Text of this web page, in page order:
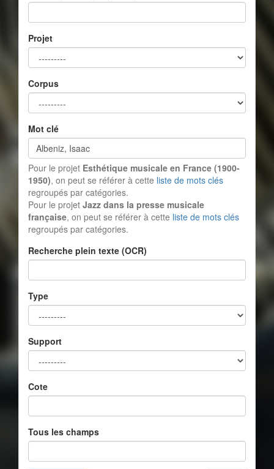
Projet
Corpus
Mot clé
Pour le projet Esthétique musicale en France (1900-
1950), on peut se référer à cette liste de mots clés
regroupés par catégories.
Pour le projet Jazz dans la presse musicale
française, on peut se référer à cette liste de mots clés
regroupés par catégories.
Recherche plein texte (OCR)
Type
Support
Cote
Tous les champs